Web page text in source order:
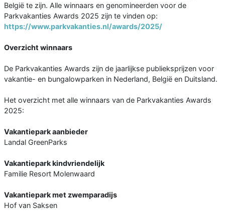
België te zijn. Alle winnaars en genomineerden voor de
Parkvakanties Awards 2025 zijn te vinden op:
https://www.parkvakanties.nl/awards/2025/
Overzicht winnaars
De Parkvakanties Awards zijn de jaarlijkse publieksprijzen voor
vakantie- en bungalowparken in Nederland, België en Duitsland.
Het overzicht met alle winnaars van de Parkvakanties Awards
2025:
Vakantiepark aanbieder
Landal GreenParks
Vakantiepark kindvriendelijk
Familie Resort Molenwaard
Vakantiepark met zwemparadijs
Hof van Saksen